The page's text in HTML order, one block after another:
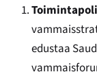
edustaa